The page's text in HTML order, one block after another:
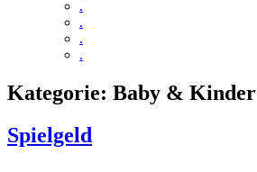
.
.
.
.
Kategorie: Baby & Kinder
Spielgeld